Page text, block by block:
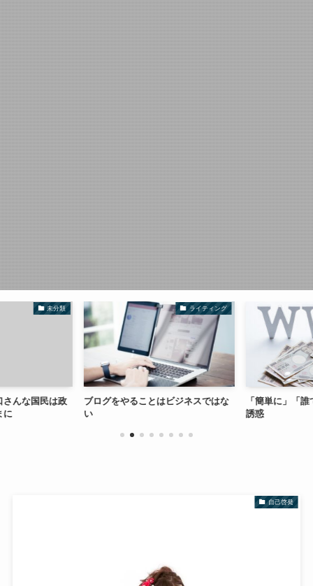
未分類
んな国民は政
ライティング
ブログをやることはビジネスではな
い
「簡単に」「誰
誘惑
自己啓発